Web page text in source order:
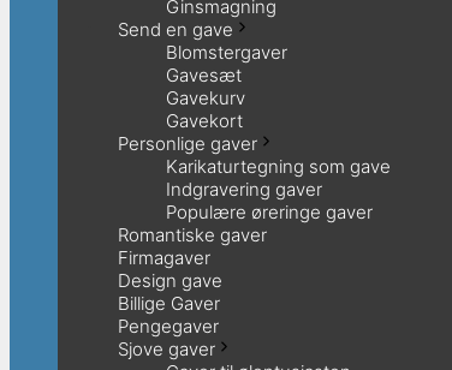
Ginsmagning
Send en gave
Blomstergaver
Gavesæt
Gavekurv
Gavekort
Personlige gaver
Karikaturtegning som gave
Indgravering gaver
Populære øreringe gaver
Romantiske gaver
Firmagaver
Design gave
Billige Gaver
Pengegaver
Sjove gaver